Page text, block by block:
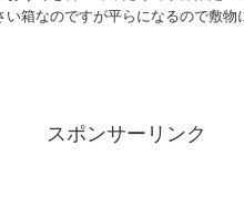
い箱なのですが平らになるので敷
スポンサーリンク